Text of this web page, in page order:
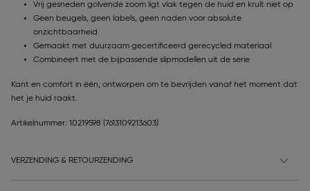
Vrij gesneden golvende zoom ligt vlak tegen de huid en krult niet op
Geen beugels, geen labels, geen naden voor absolute
onzichtbaarheid
Gemaakt met duurzaam gecertificeerd gerecycled materiaal
Combineert met de bijpassende slipmodellen uit de serie
Kant en comfort in één, ontworpen om te bevrijden vanaf het moment dat
het je huid raakt.
Artikelnummer: 10219598 (7613109213603)
VERZENDING & RETOURZENDING